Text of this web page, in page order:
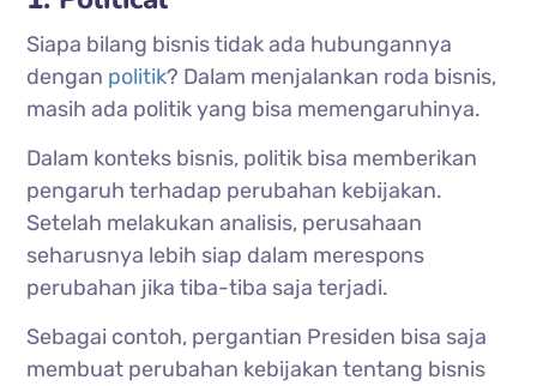
Siapa bilang bisnis tidak ada hubungannya
dengan politik? Dalam menjalankan roda bisnis,
masih ada politik yang bisa memengaruhinya.
Dalam konteks bisnis, politik bisa memberikan
pengaruh terhadap perubahan kebijakan.
Setelah melakukan analisis, perusahaan
seharusnya lebih siap dalam merespons
perubahan jika tiba-tiba saja terjadi.
Sebagai contoh, pergantian Presiden bisa saja
membuat perubahan kebijakan tentang bisnis